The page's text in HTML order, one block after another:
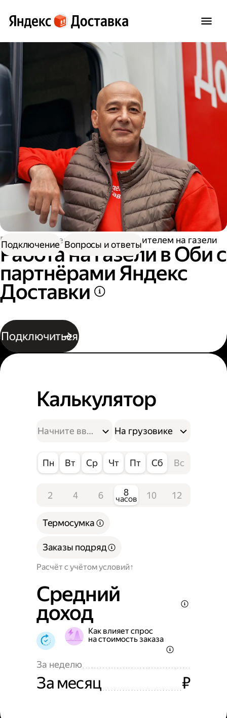
Работа водителем Работа водителем на газели
Работа на газели в Оби с
партнёрами Яндекс
Доставки
Подключиться
Подключение Вопросы и ответы
Калькулятор
На грузовике
Пн Вт Ср Чт Пт Сб Вс
2 4 6 8
часов 10 12
Расчёт с учётом условий
Термосумка
Заказы подряд
Средний
доход
Как влияет спрос
на стоимость заказа
За неделю
За месяц ₽